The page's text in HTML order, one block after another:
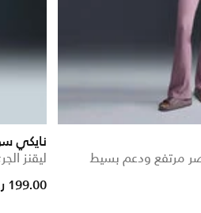
مرتفع ودعم بسيط
Price
نايكي
ليقنز الجري
199.00 ر.س